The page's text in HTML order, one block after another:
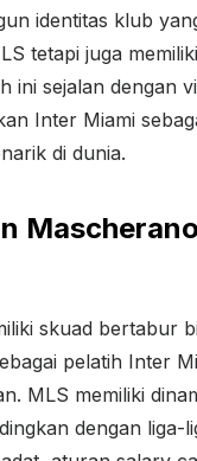
identitas klub
tetapi juga
ini sejalan dengan
Inter Miami
di dunia.
skuad bertabur
pelatih Inter
MLS memiliki
dengan liga-